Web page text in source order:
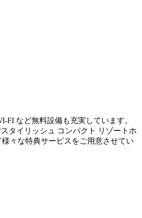
など無料設備も充実しています。
タイリッシュ コンパクト リゾートホ
々な特典サービスをご用意させてい